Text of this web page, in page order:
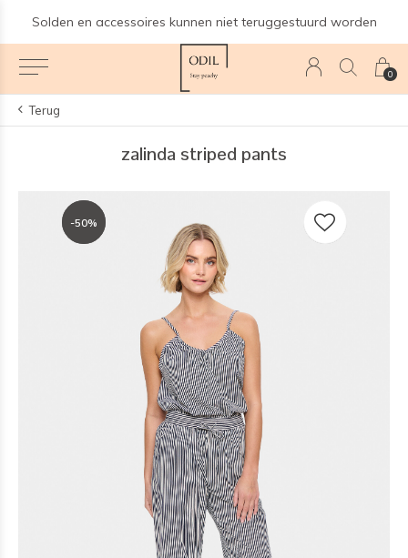
0
Solden en accessoires kunnen niet teruggestuurd worden
Terug
zalinda striped pants
-50%
-50%